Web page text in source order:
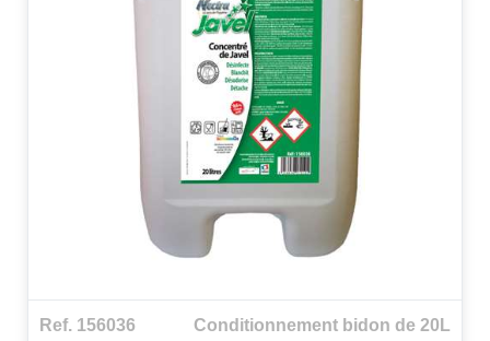
Ref. 156036 Conditionnement bidon de 20L